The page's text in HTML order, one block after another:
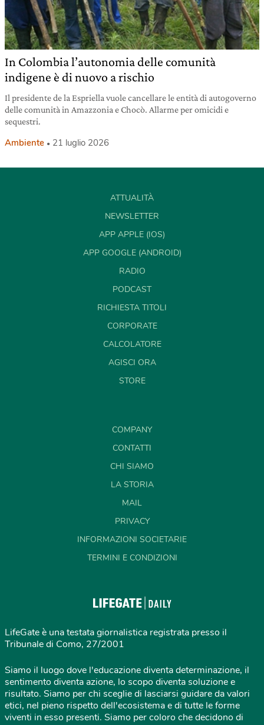
In Colombia l’autonomia delle comunità
indigene è di nuovo a rischio
Il presidente de la Espriella vuole cancellare le entità di autogoverno
delle comunità in Amazzonia e Chocò. Allarme per omicidi e
sequestri.
Ambiente 21 luglio 2026
ATTUALITÀ
NEWSLETTER
APP APPLE (IOS)
APP GOOGLE (ANDROID)
RADIO
PODCAST
RICHIESTA TITOLI
CORPORATE
CALCOLATORE
AGISCI ORA
STORE
COMPANY
CONTATTI
CHI SIAMO
LA STORIA
MAIL
PRIVACY
INFORMAZIONI SOCIETARIE
TERMINI E CONDIZIONI
LifeGate è una testata giornalistica registrata presso il
Tribunale di Como, 27/2001
Siamo il luogo dove l'educazione diventa determinazione, il
sentimento diventa azione, lo scopo diventa soluzione e
risultato. Siamo per chi sceglie di lasciarsi guidare da valori
etici, nel pieno rispetto dell'ecosistema e di tutte le forme
viventi in esso presenti. Siamo per coloro che decidono di